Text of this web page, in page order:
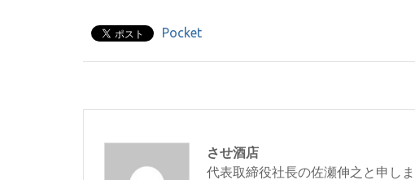
Pocket
させ酒店
代表取締役社長の佐瀬伸之と申しま